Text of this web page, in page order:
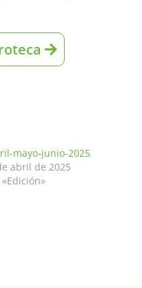
mayo-junio-2025
abril de 2025
«Edición»